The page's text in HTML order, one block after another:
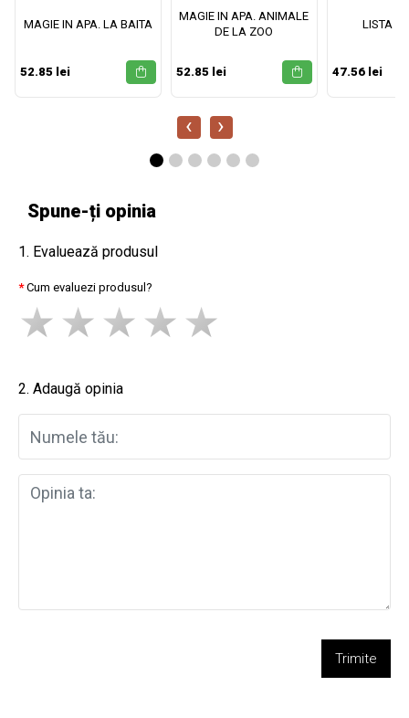
MAGIE IN APA. LA BAITA
52.85 lei
MAGIE IN APA. ANIMALE
DE LA ZOO
52.85 lei
LISTA
47.56 lei
‹ ›
Spune-ți opinia
1. Evaluează produsul
Cum evaluezi produsul?
2. Adaugă opinia
Trimite